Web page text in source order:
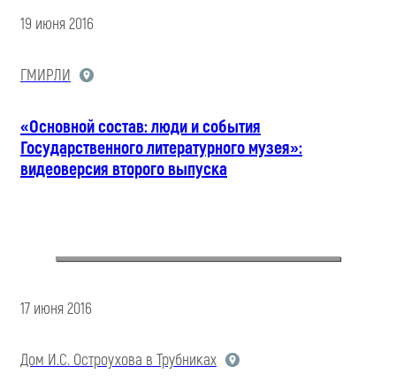
19 июня 2016
ГМИРЛИ
«Основной состав: люди и события
Государственного литературного музея»:
видеоверсия второго выпуска
17 июня 2016
Дом И.С. Остроухова в Трубниках